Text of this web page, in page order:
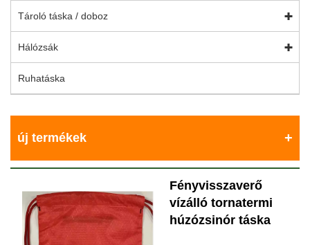
Tároló táska / doboz
Hálózsák
Ruhatáska
új termékek
Fényvisszaverő
vízálló tornatermi
húzózsinór táska